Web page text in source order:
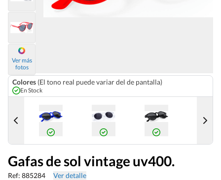
Ver más
fotos
Colores (El tono real puede variar del de pantalla)
En Stock
Gafas de sol vintage uv400.
Ref: 885284 Ver detalle